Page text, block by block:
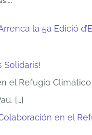
la 5a Edició
Solidaris!
el Refugio
[…]
en el